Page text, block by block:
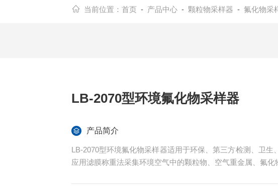
当前位置： 首页 - 产品中心- 颗粒物采样器 - 氟化物采
LB-2070型环境氟化物采样器
产品简介
LB-2070型环境氟化物采样器适用于环保、第三方检测、卫
应用滤膜称重法采集环境空气中的颗粒物、空气重金属、氟化